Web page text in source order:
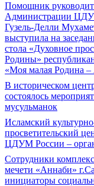
Помощник
Администрации
Гузель-Делли
выступила на
стола «Духовное
Родины»
«Моя малая Родина –
В историческом
состоялось
мусульманок
Исламский
просветительский
ЦДУМ России –
Сотрудники
мечети «Аннаби»
инициаторы